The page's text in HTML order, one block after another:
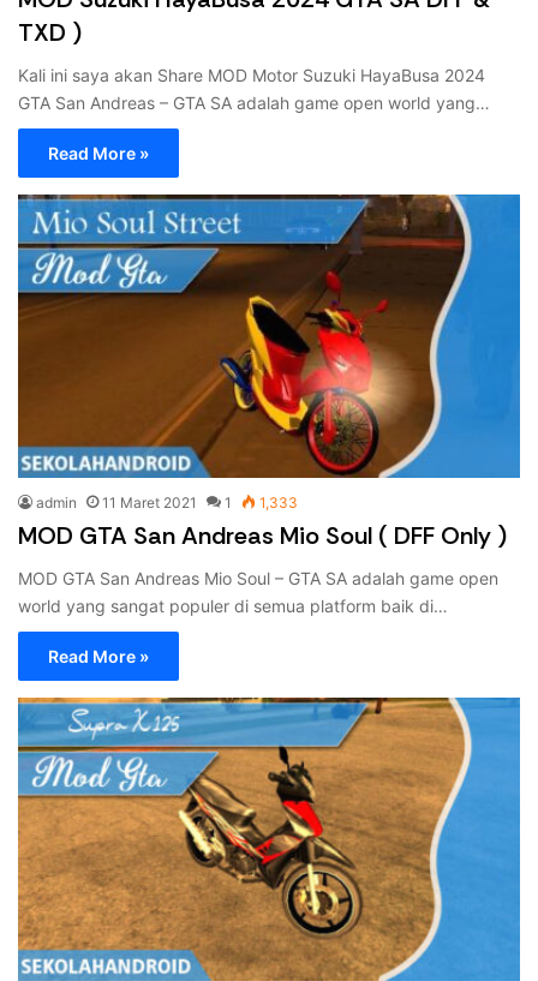
TXD )
Kali ini saya akan Share MOD Motor Suzuki HayaBusa 2024
GTA San Andreas – GTA SA adalah game open world yang…
Read More »
admin 11 Maret 2021 1 1,333
MOD GTA San Andreas Mio Soul ( DFF Only )
MOD GTA San Andreas Mio Soul – GTA SA adalah game open
world yang sangat populer di semua platform baik di…
Read More »